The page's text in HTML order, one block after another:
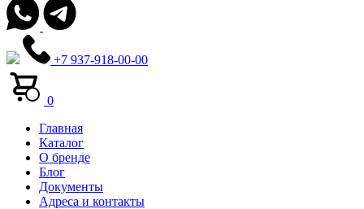
+7 937-918-00-00
0
Главная
Каталог
О бренде
Блог
Документы
Адреса и контакты